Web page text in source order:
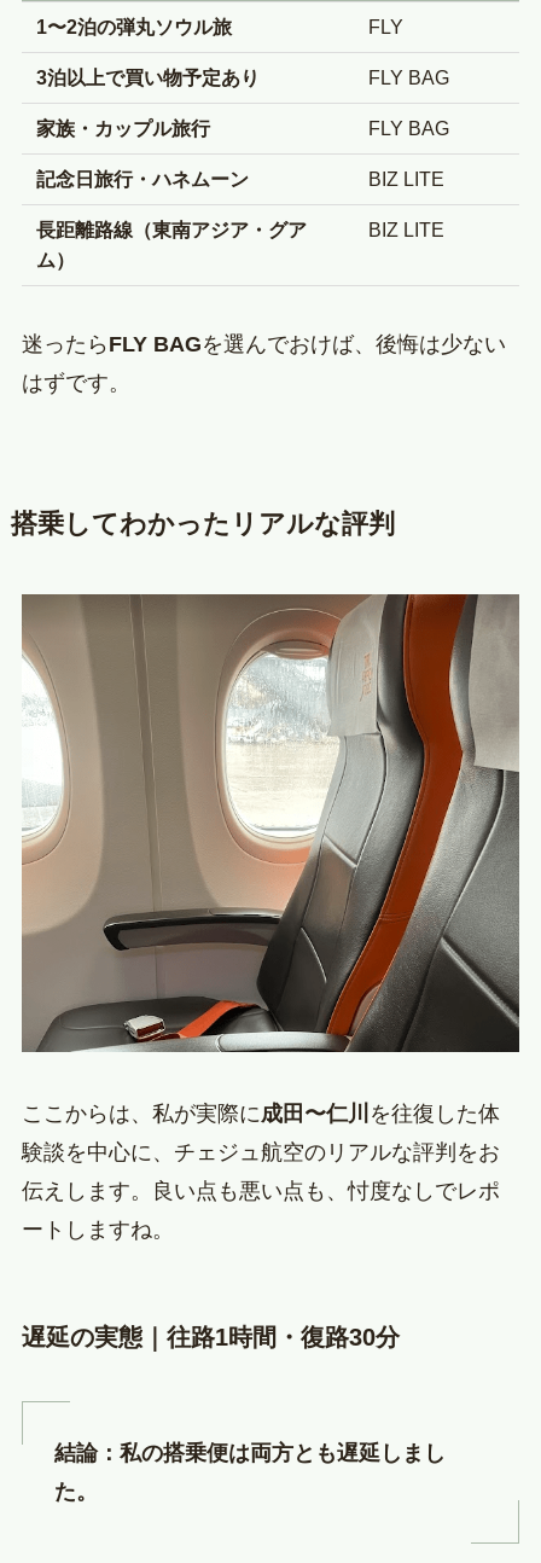
1〜2泊の弾丸ソウル旅 FLY
3泊以上で買い物予定あり FLY BAG
家族・カップル旅行 FLY BAG
記念日旅行・ハネムーン BIZ LITE
長距離路線（東南アジア・グア
ム）
BIZ LITE
迷ったら FLY BAGを選んでおけば、後悔は少ない
はずです。
搭乗してわかったリアルな評判
ここからは、私が実際に成田〜仁川 を往復した体
験談を中心に、チェジュ航空のリアルな評判をお
伝えします。良い点も悪い点も、忖度なしでレポ
ートしますね。
遅延の実態｜往路1時間・復路30分
結論：私の搭乗便は両方とも遅延しまし
た。